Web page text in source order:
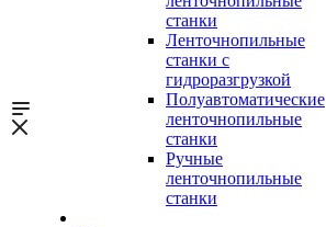
станки
Ленточнопильные
станки с
гидроразгрузкой
Полуавтоматические
ленточнопильные
станки
Ручные
ленточнопильные
станки